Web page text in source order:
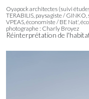
Oyapock architectes (suivi
TERABILIS, paysagiste /
VPEAS, économiste / BE Nat',
photographe : Charly Broyez
Réinterprétation de